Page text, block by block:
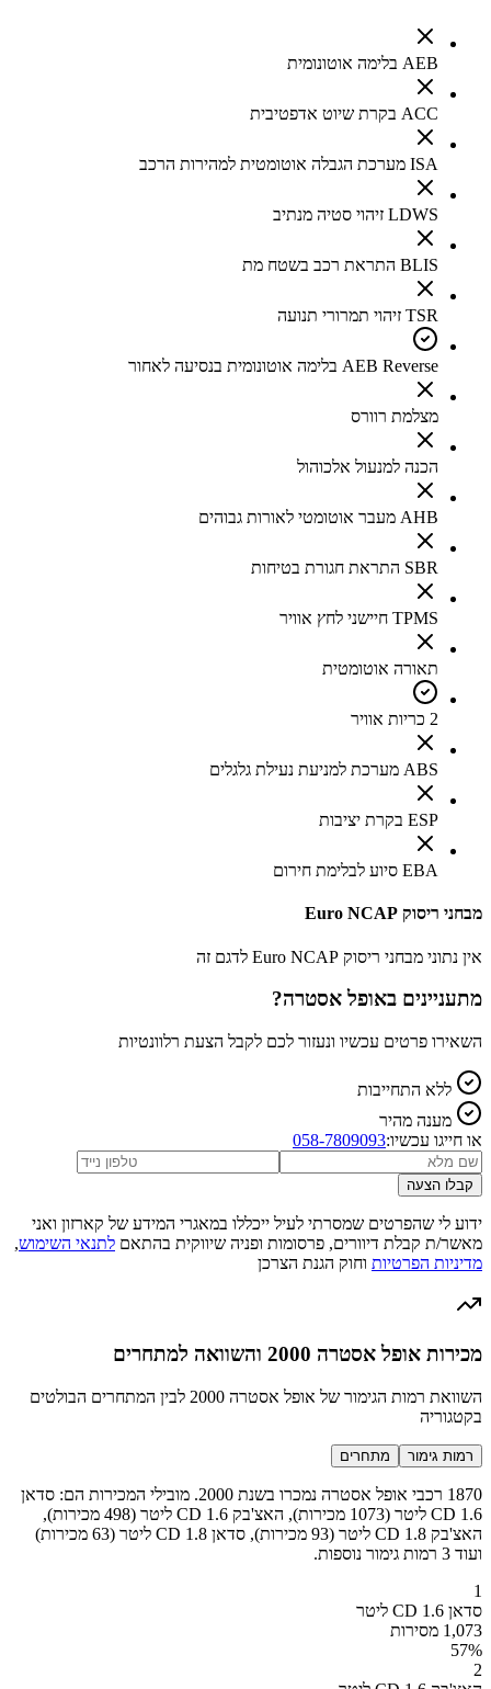
AEB בלימה אוטונומית
ACC בקרת שיוט אדפטיבית
ISA מערכת הגבלה אוטומטית למהירות הרכב
LDWS זיהוי סטיה מנתיב
BLIS התראת רכב בשטח מת
TSR זיהוי תמרורי תנועה
AEB Reverse בלימה אוטונומית בנסיעה לאחור
מצלמת רוורס
הכנה למנעול אלכוהול
AHB מעבר אוטומטי לאורות גבוהים
SBR התראת חגורת בטיחות
TPMS חיישני לחץ אוויר
תאורה אוטומטית
2 כריות אוויר
ABS מערכת למניעת נעילת גלגלים
ESP בקרת יציבות
EBA סיוע לבלימת חירום
מבחני ריסוק Euro NCAP
אין נתוני מבחני ריסוק Euro NCAP לדגם זה
מתעניינים באופל אסטרה?
השאירו פרטים עכשיו ונעזור לכם לקבל הצעת רלוונטיות
ללא התחייבות
מענה מהיר
או חייגו עכשיו:058-7809093
קבלו הצעה
ידוע לי שהפרטים שמסרתי לעיל ייכללו במאגרי המידע של קארזון ואני
מאשר/ת קבלת דיוורים, פרסומות ופניה שיווקית בהתאם לתנאי השימוש,
מדיניות הפרטיות וחוק הגנת הצרכן
מכירות אופל אסטרה 2000 והשוואה למתחרים
השוואת רמות הגימור של אופל אסטרה 2000 לבין המתחרים הבולטים
בקטגוריה
רמות גימור מתחרים
1870 רכבי אופל אסטרה נמכרו בשנת 2000. מובילי המכירות הם: סדאן
CD 1.6 ליטר (1073 מכירות), האצ'בק CD 1.6 ליטר (498 מכירות),
האצ'בק CD 1.8 ליטר (93 מכירות), סדאן CD 1.8 ליטר (63 מכירות)
ועוד 3 רמות גימור נוספות.
1
סדאן CD 1.6 ליטר
1,073 מסירות
57%
2